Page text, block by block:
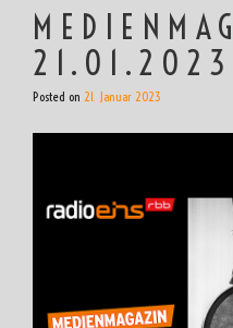
21.01.2023
Posted on 21. Januar 2023